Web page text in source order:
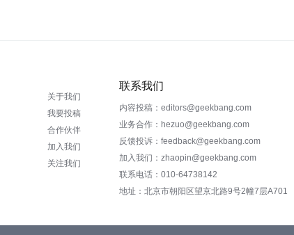
关于我们
我要投稿
合作伙伴
加入我们
关注我们
联系我们
内容投稿：editors@geekbang.com
业务合作：hezuo@geekbang.com
反馈投诉：feedback@geekbang.com
加入我们：zhaopin@geekbang.com
联系电话：010-64738142
地址：北京市朝阳区望京北路9号2幢7层A701